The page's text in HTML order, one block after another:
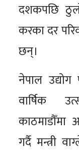
दशकपछि
करका दर
छन्।
नेपाल
वार्षिक
काठमाडौँमा
गर्दै मन्त्री